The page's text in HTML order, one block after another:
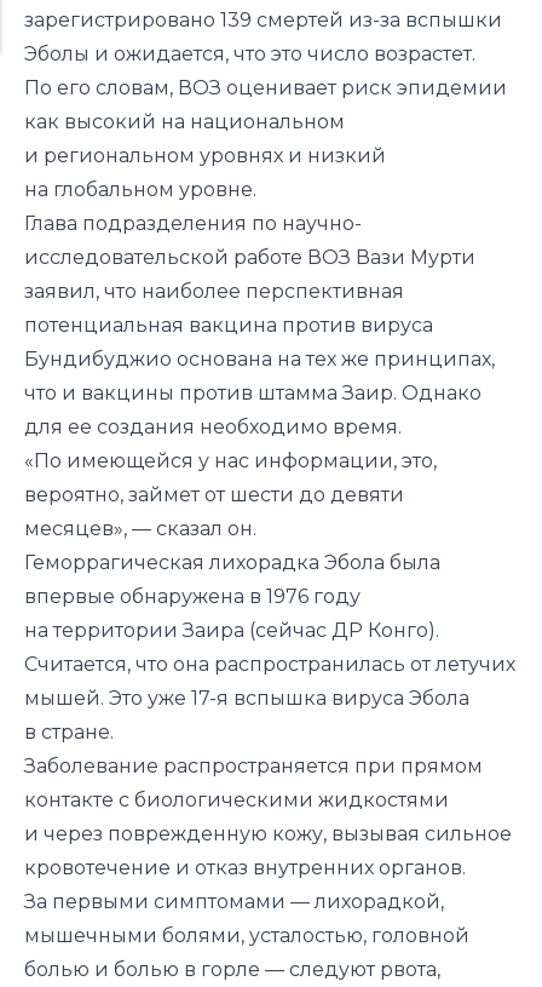
зарегистрировано 139 смертей из-за вспышки
Эболы и ожидается, что это число возрастет.
По его словам, ВОЗ оценивает риск эпидемии
как высокий на национальном
и региональном уровнях и низкий
на глобальном уровне.
Глава подразделения по научно-
исследовательской работе ВОЗ Вази Мурти
заявил, что наиболее перспективная
потенциальная вакцина против вируса
Бундибуджио основана на тех же принципах,
что и вакцины против штамма Заир. Однако
для ее создания необходимо время.
«По имеющейся у нас информации, это,
вероятно, займет от шести до девяти
месяцев», — сказал он.
Геморрагическая лихорадка Эбола была
впервые обнаружена в 1976 году
на территории Заира (сейчас ДР Конго).
Считается, что она распространилась от летучих
мышей. Это уже 17-я вспышка вируса Эбола
в стране.
Заболевание распространяется при прямом
контакте с биологическими жидкостями
и через поврежденную кожу, вызывая сильное
кровотечение и отказ внутренних органов.
За первыми симптомами — лихорадкой,
мышечными болями, усталостью, головной
болью и болью в горле — следуют рвота,